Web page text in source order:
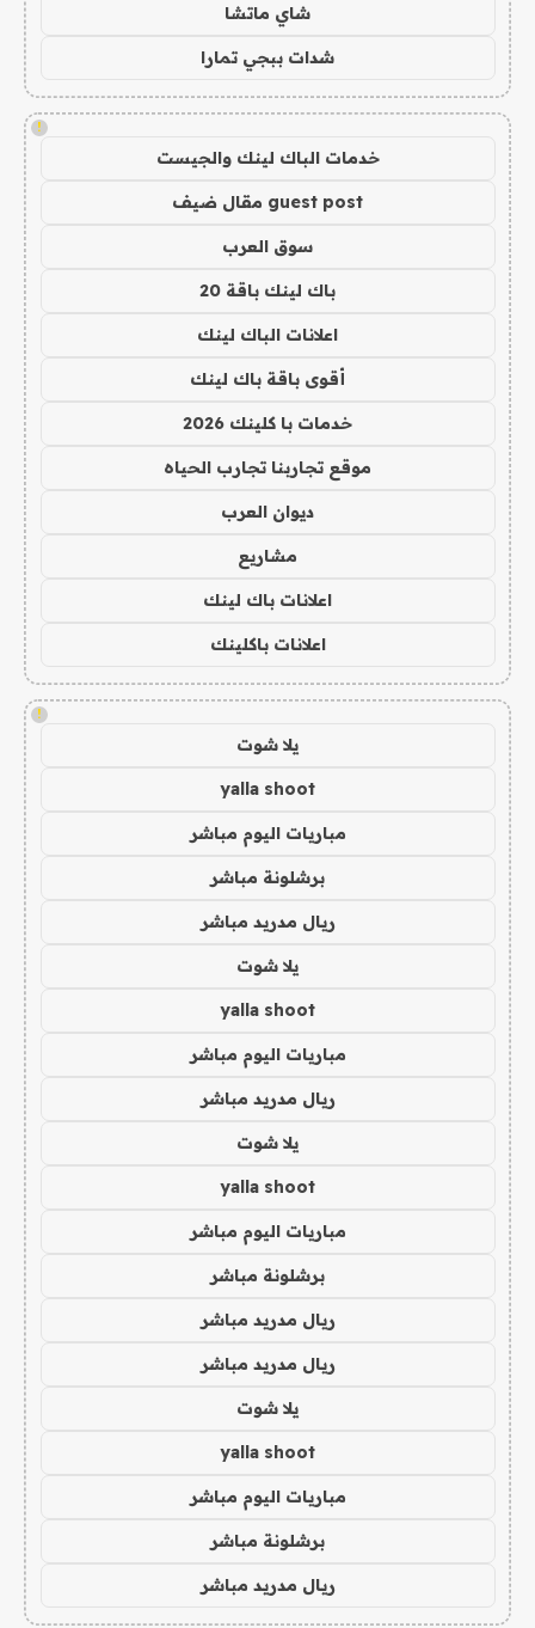
شاي ماتشا
شدات ببجي تمارا
!
خدمات الباك لينك والجيست
guest post مقال ضيف
سوق العرب
باك لينك باقة 20
اعلانات الباك لينك
أقوى باقة باك لينك
خدمات با كلينك 2026
موقع تجاربنا تجارب الحياه
ديوان العرب
مشاريع
اعلانات باك لينك
اعلانات باكلينك
!
يلا شوت
yalla shoot
مباريات اليوم مباشر
برشلونة مباشر
ريال مدريد مباشر
يلا شوت
yalla shoot
مباريات اليوم مباشر
ريال مدريد مباشر
يلا شوت
yalla shoot
مباريات اليوم مباشر
برشلونة مباشر
ريال مدريد مباشر
ريال مدريد مباشر
يلا شوت
yalla shoot
مباريات اليوم مباشر
برشلونة مباشر
ريال مدريد مباشر